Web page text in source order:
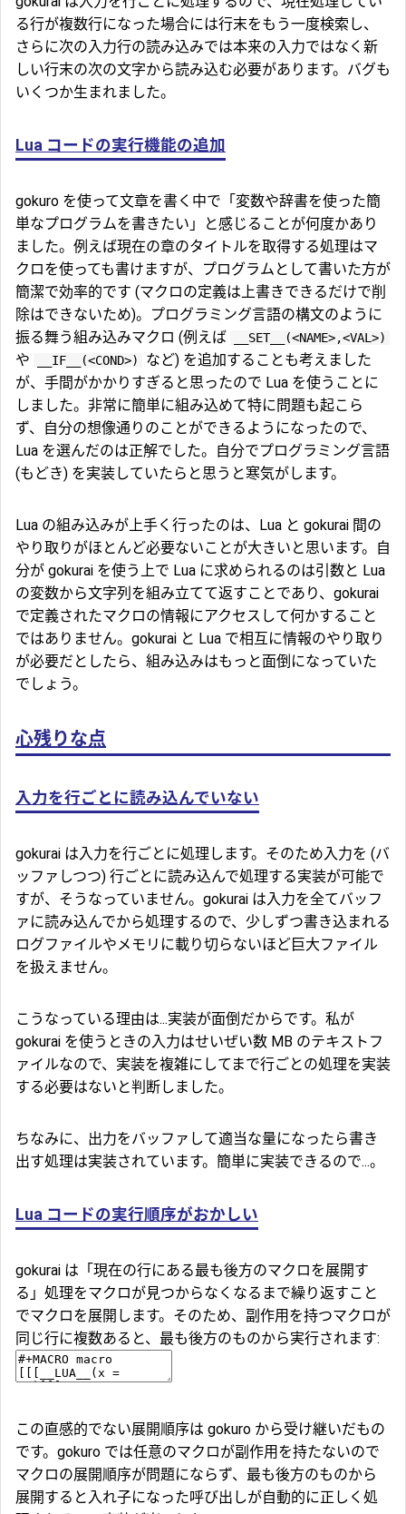
る行が複数行になった場合には行末をもう一度検索し、
さらに次の入力行の読み込みでは本来の入力ではなく新
しい行末の次の文字から読み込む必要があります。バグも
いくつか生まれました。
Lua コードの実行機能の追加
gokuro を使って文章を書く中で「変数や辞書を使った簡
単なプログラムを書きたい」と感じることが何度かあり
ました。例えば現在の章のタイトルを取得する処理はマ
クロを使っても書けますが、プログラムとして書いた方が
簡潔で効率的です (マクロの定義は上書きできるだけで削
除はできないため)。プログラミング言語の構文のように
振る舞う組み込みマクロ (例えば
__SET__(<NAME>,<VAL>)
や __IF__(<COND>)
など) を追加することも考えました
が、手間がかかりすぎると思ったので Lua を使うことに
しました。非常に簡単に組み込めて特に問題も起こら
ず、自分の想像通りのことができるようになったので、
Lua を選んだのは正解でした。自分でプログラミング言語
(もどき) を実装していたらと思うと寒気がします。
Lua の組み込みが上手く行ったのは、Lua と gokurai 間の
やり取りがほとんど必要ないことが大きいと思います。自
分が gokurai を使う上で Lua に求められるのは引数と Lua
の変数から文字列を組み立てて返すことであり、gokurai
で定義されたマクロの情報にアクセスして何かすること
ではありません。gokurai と Lua で相互に情報のやり取り
が必要だとしたら、組み込みはもっと面倒になっていた
でしょう。
心残りな点
入力を行ごとに読み込んでいない
gokurai は入力を行ごとに処理します。そのため入力を (バ
ッファしつつ) 行ごとに読み込んで処理する実装が可能で
すが、そうなっていません。gokurai は入力を全てバッフ
ァに読み込んでから処理するので、少しずつ書き込まれる
ログファイルやメモリに載り切らないほど巨大ファイル
を扱えません。
こうなっている理由は...実装が面倒だからです。私が
gokurai を使うときの入力はせいぜい数 MB のテキストフ
ァイルなので、実装を複雑にしてまで行ごとの処理を実装
する必要はないと判断しました。
ちなみに、出力をバッファして適当な量になったら書き
出す処理は実装されています。簡単に実装できるので...。
Lua コードの実行順序がおかしい
gokurai は「現在の行にある最も後方のマクロを展開す
る」処理をマクロが見つからなくなるまで繰り返すこと
でマクロを展開します。そのため、副作用を持つマクロが
同じ行に複数あると、最も後方のものから実行されます:
この直感的でない展開順序は gokuro から受け継いだもの
です。gokuro では任意のマクロが副作用を持たないので
マクロの展開順序が問題にならず、最も後方のものから
展開すると入れ子になった呼び出しが自動的に正しく処